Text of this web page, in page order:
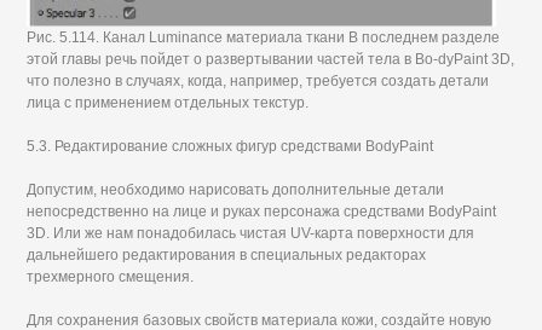
Рис. 5.114. Канал Luminance материала ткани В последнем разделе
этой главы речь пойдет о развертывании частей тела в Во-dyPaint 3D,
что полезно в случаях, когда, например, требуется создать детали
лица с применением отдельных текстур.
5.3. Редактирование сложных фигур средствами BodyPaint
Допустим, необходимо нарисовать дополнительные детали
непосредственно на лице и руках персонажа средствами BodyPaint
3D. Или же нам понадобилась чистая UV-карта поверхности для
дальнейшего редактирования в специальных редакторах
трехмерного смещения.
Для сохранения базовых свойств материала кожи, создайте новую